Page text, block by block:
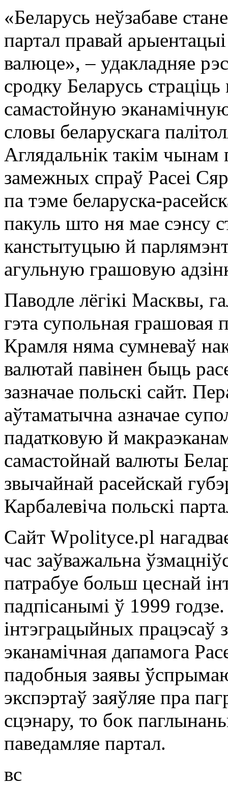
«Беларусь неўзабаве
партал правай
валюце», – удакладняе
сродку Беларусь
самастойную
словы беларускага
Аглядальнік такім чынам
замежных спраў Расеі
па тэме беларуска-
пакуль што ня мае сэнсу
канстытуцыю й
агульную грашовую
Паводле лёгікі Масквы,
гэта супольная грашовая
Крамля няма сумневаў
валютай павінен быць
зазначае польскі сайт.
аўтаматычна азначае
падатковую й
самастойнай валюты
звычайнай расейскай
Карбалевіча польскі
Сайт Wpolityce.pl
час заўважальна
патрабуе больш цеснай
падпісанымі ў 1999
інтэграцыйных працэсаў
эканамічная дапамога
падобныя заявы
экспэртаў заяўляе пра
сцэнару, то бок
паведамляе партал.
вс